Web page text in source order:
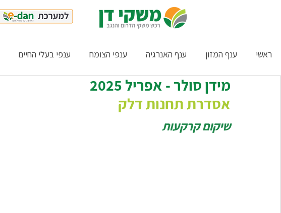
ראשי ענף המזון ענף האנרגיה ענפי הצומח ענפי בעלי החיים
מידן סולר - אפריל 2025
אסדרת תחנות דלק
שיקום קרקעות